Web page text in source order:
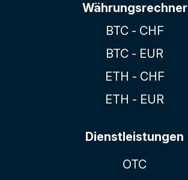
Währungsrechner
BTC - CHF
BTC - EUR
ETH - CHF
ETH - EUR
Dienstleistungen
OTC